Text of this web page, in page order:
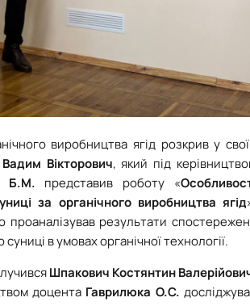
виробництва ягід розкрив у
Вікторович, який під
Б.М. представив роботу «
за органічного виробництва ягід
проаналізував результати
в умовах органічної технології.
Шпакович Костянтин
доцента Гаврилюка О.С.